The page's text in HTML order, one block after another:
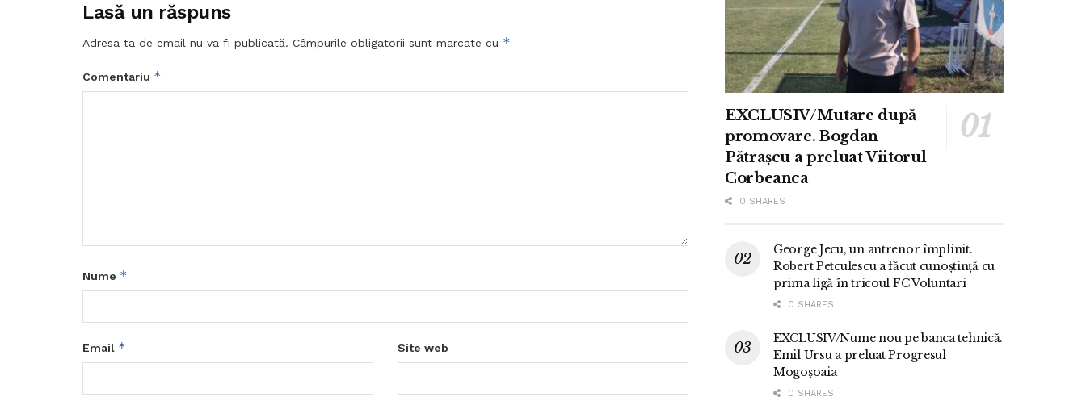
Lasă un răspuns
Adresa ta de email nu va fi publicată. Câmpurile obligatorii sunt marcate cu *
Comentariu *
Nume *
Email * Site web
EXCLUSIV/Mutare după
promovare. Bogdan
Pătrașcu a preluat Viitorul
Corbeanca
0 SHARES
George Jecu, un antrenor împlinit.
Robert Petculescu a făcut cunoștință cu
prima ligă în tricoul FC Voluntari
0 SHARES
EXCLUSIV/Nume nou pe banca tehnică.
Emil Ursu a preluat Progresul
Mogoșoaia
0 SHARES